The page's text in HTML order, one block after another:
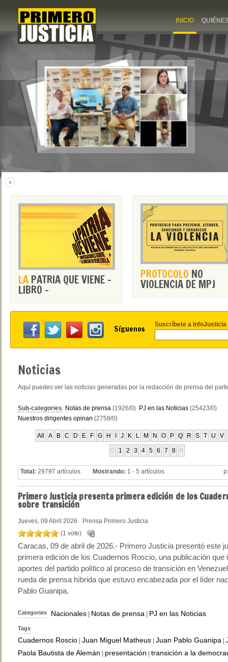
INICIO
LA PATRIA QUE VIENE -
LIBRO -
PROTOCOLO NO
VIOLENCIA DE MPJ
Síguenos Suscríbete a InfoJusticia
Noticias
Aquí puedes ver las noticias generadas por la redacción de prensa del
Sub-categories: Notas de prensa (1926/0) PJ en las Noticias (25423/0)
Nuestros dirigentes opinan (2758/0)
All A B C D E F G H J K L M N O P Q R S T U V
0 1 2 3 4 5 6 7 8 9
Total: 29797 artículos Mostrando: 1 - 5 artículos
PrimeroJusticia presenta primera edición de los
sobre transición
Jueves, 09 Abril 2026
Prensa Primero Justicia
(1 vote)
Caracas, 09 de abril de 2026.- Primero Justicia presentó este
primera edición de los Cuadernos Roscio, una publicación que
aportes del partido político al proceso de transición en
rueda de prensa híbrida que estuvo encabezada por el líder
Pablo Guanipa.
Categories Nacionales Notas de prensa PJ en las Noticias
Tags
Cuadernos Roscio Juan Miguel Matheus Juan Pablo Guanipa
Paola Bautista de Alemán
presentación
transición a la